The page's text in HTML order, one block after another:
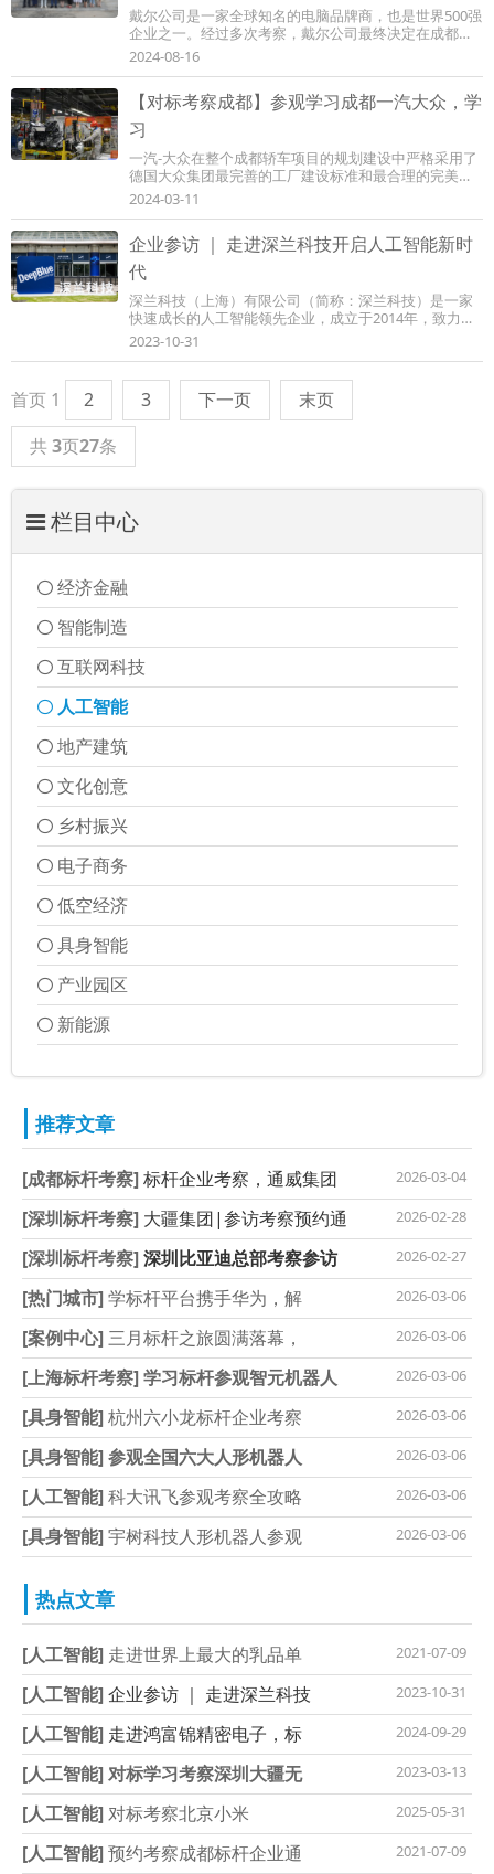
戴尔公司是一家全球知名的电脑品牌商，也是世界500强
企业之一。经过多次考察，戴尔公司最终决定在成都高
新区设立其在中国的新旗舰基地并实施系列项...
2024-08-16
【对标考察成都】参观学习成都一汽大众，学
习
一汽-大众在整个成都轿车项目的规划建设中严格采用了
德国大众集团最完善的工厂建设标准和最合理的完美工
厂建设原则，厂区规划及工艺布局科学、合理...
2024-03-11
企业参访 ｜ 走进深兰科技开启人工智能新时
代
深兰科技（上海）有限公司（简称：深兰科技）是一家
快速成长的人工智能领先企业，成立于2014年，致力于
人工智能基础研究和应用开发。是优秀的企业现...
2023-10-31
首页 1 2 3 下一页
末页
共3页27条
栏目中心
经济金融
智能制造
互联网科技
人工智能
地产建筑
文化创意
乡村振兴
电子商务
低空经济
具身智能
产业园区
新能源
推荐文章
[成都标杆考察]标杆企业考察，通威集团 2026-03-04
[深圳标杆考察] 大疆集团|参访考察预约通 2026-02-28
[深圳标杆考察]深圳比亚迪总部考察参访 2026-02-27
[热门城市]学标杆平台携手华为，解 2026-03-06
[案例中心]三月标杆之旅圆满落幕， 2026-03-06
[上海标杆考察]学习标杆参观智元机器人 2026-03-06
[具身智能]杭州六小龙标杆企业考察 2026-03-06
[具身智能]参观全国六大人形机器人 2026-03-06
[人工智能]科大讯飞参观考察全攻略 2026-03-06
[具身智能]宇树科技人形机器人参观 2026-03-06
热点文章
[人工智能] 走进世界上最大的乳品单 2021-07-09
[人工智能]企业参访 ｜ 走进深兰科技 2023-10-31
[人工智能] 走进鸿富锦精密电子，标 2024-09-29
[人工智能]对标学习考察深圳大疆无 2023-03-13
[人工智能]对标考察北京小米 2025-05-31
[人工智能]预约考察成都标杆企业通 2021-07-09